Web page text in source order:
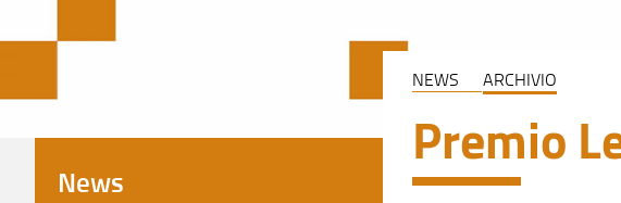
NEWS ARCHIVIO
Premio
News